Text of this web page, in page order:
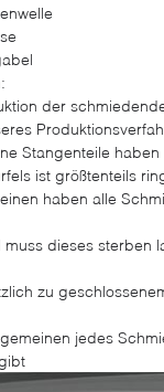
der
Stangenteile
ist größtenteils
haben alle
dieses sterben
zu
jedes